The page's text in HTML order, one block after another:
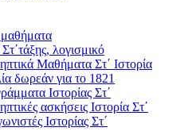
Στ΄τάξης, λογισμικό
Μαθήματα Στ΄ Ιστορία
δωρεάν για το 1821
Ιστορίας Στ΄
ασκήσεις Ιστορία Στ΄
Ιστορίας Στ΄